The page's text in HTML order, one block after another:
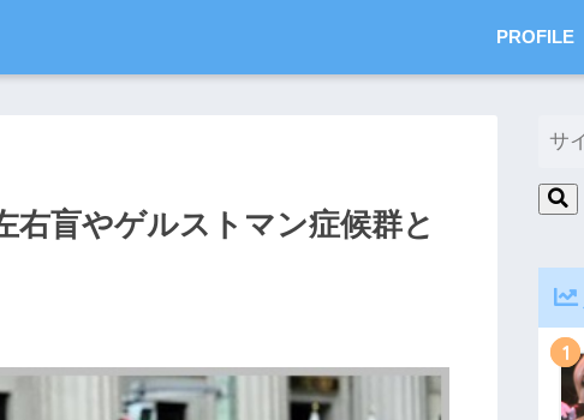
PROFILE
右盲やゲルストマン症候群と
1